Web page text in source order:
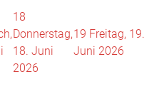
18
Donnerstag,
18. Juni
2026
19 Freitag, 19.
Juni 2026